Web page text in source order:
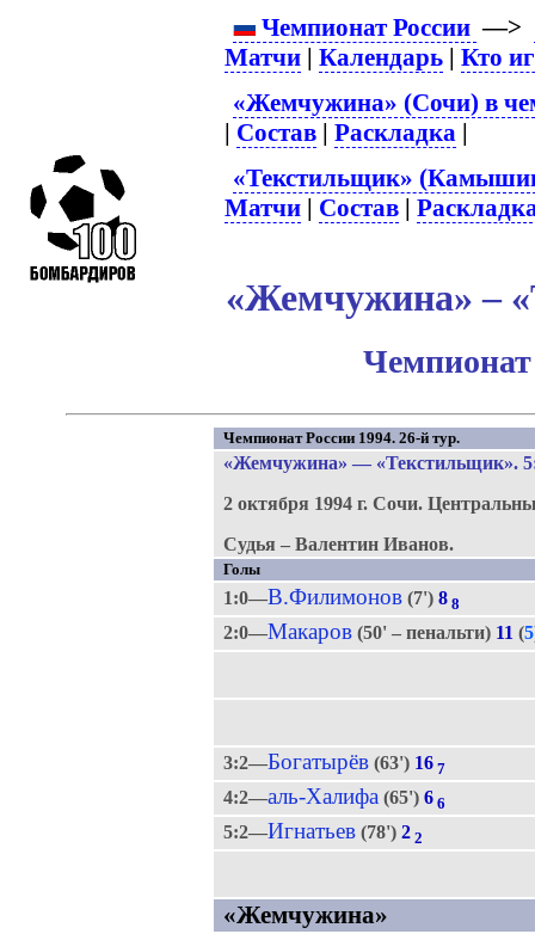
Чемпионат России —>
Матчи |Календарь |Кто
«Жемчужина» (Сочи) в
| Состав |Раскладка |
«Текстильщик»
Матчи | Состав |
«Жемчужина» –
Чемпионат
Чемпионат России 1994. 26-й тур.
«Жемчужина» — «Текстильщик».
2 октября 1994 г. Сочи.
Судья – Валентин Иванов.
Голы
1:0—В.Филимонов(7') 8 8
2:0—Макаров(50' – пенальти) 11 (5
3:2—Богатырёв(63') 16 7
4:2—аль-Халифа (65') 6 6
5:2—Игнатьев(78') 2 2
«Жемчужина»